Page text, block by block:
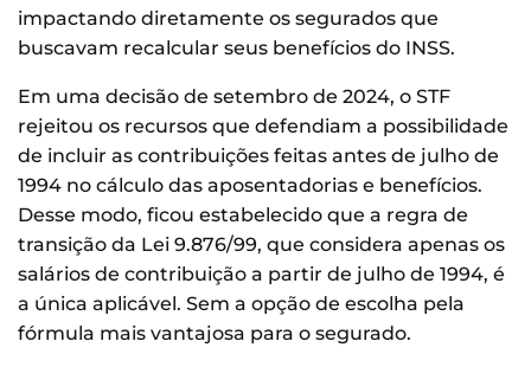
impactando diretamente os segurados que
buscavam recalcular seus benefícios do INSS.
Em uma decisão de setembro de 2024, o STF
rejeitou os recursos que defendiam a possibilidade
de incluir as contribuições feitas antes de julho de
1994 no cálculo das aposentadorias e benefícios.
Desse modo, ficou estabelecido que a regra de
transição da Lei 9.876/99, que considera apenas os
salários de contribuição a partir de julho de 1994, é
a única aplicável. Sem a opção de escolha pela
fórmula mais vantajosa para o segurado.